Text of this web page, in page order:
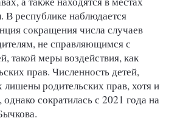
республике наблюдается
сокращения числа случаев
не справляющимся с
такой меры воздействия, как
прав. Численность детей,
лишены родительских прав, хотя и
однако сократилась с 2021 года на